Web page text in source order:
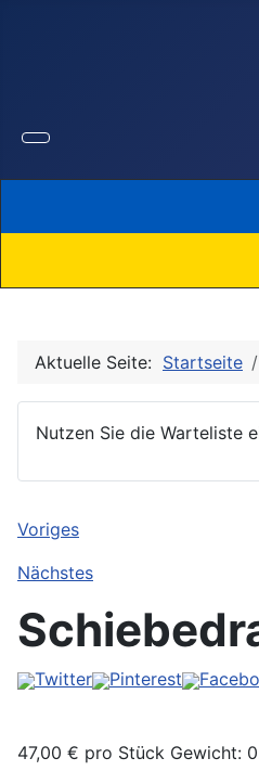
Aktuelle Seite: Startseite
Nutzen Sie die Warteliste
Voriges
Nächstes
Twitter Pinterest
47,00 € pro Stück Gewicht: